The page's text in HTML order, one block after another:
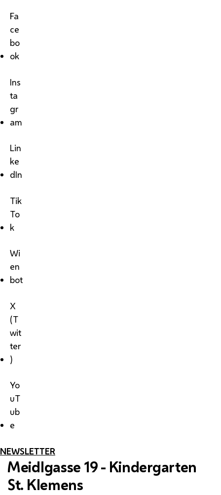
Fa
ce
bo
ok
Ins
ta
gr
am
Lin
ke
dIn
Tik
To
k
Wi
en
bot
X
(T
wit
ter
)
Yo
uT
ub
e
NEWSLETTER
Meidlgasse 19 - Kindergarten
St. Klemens